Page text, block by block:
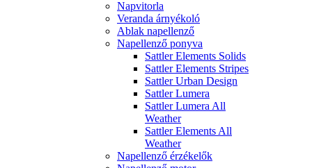
Napvitorla
Veranda árnyékoló
Ablak napellenző
Napellenző ponyva
Sattler Elements Solids
Sattler Elements Stripes
Sattler Urban Design
Sattler Lumera
Sattler Lumera All
Weather
Sattler Elements All
Weather
Napellenző érzékelők